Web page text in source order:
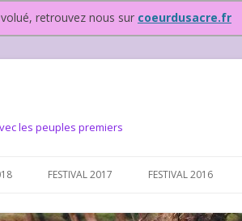
retrouvez nous sur coeurdusacre.fr
les peuples premiers
FESTIVAL 2017 FESTIVAL 2016